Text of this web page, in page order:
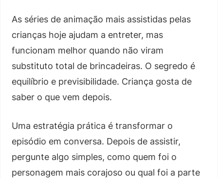
As séries de animação mais assistidas pelas
crianças hoje ajudam a entreter, mas
funcionam melhor quando não viram
substituto total de brincadeiras. O segredo é
equilíbrio e previsibilidade. Criança gosta de
saber o que vem depois.
Uma estratégia prática é transformar o
episódio em conversa. Depois de assistir,
pergunte algo simples, como quem foi o
personagem mais corajoso ou qual foi a parte